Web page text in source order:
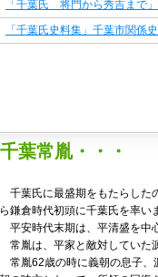
「千葉氏 将門から秀吉まで
「千葉氏史料集」千葉市関係
千葉常胤・・・
千葉氏に最盛期をもたらした
ら鎌倉時代初頭に千葉氏を率い
平安時代末期は、平清盛を中
常胤は、平家と敵対していた
常胤62歳の時に義朝の息子、